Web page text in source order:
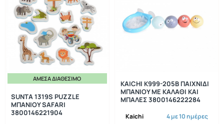
ΆΜΕΣΑ ΔΙΑΘΈΣΙΜΟ
SUNTA 1319S PUZZLE
ΜΠΑΝΙΟΥ SAFARI
3800146221904
Kaichi 4 με 10 ημέρες
KAICHI K999-205B ΠΑΙΧΝΙΔΙ
ΜΠΑΝΙΟΥ ΜΕ ΚΑΛΑΘΙ ΚΑΙ
ΜΠΑΛΕΣ 3800146222284